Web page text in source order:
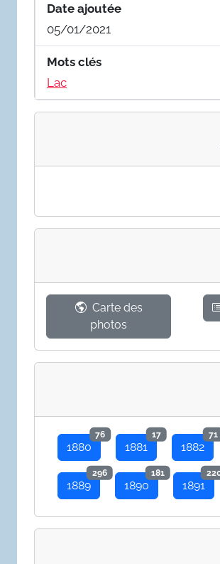
Date ajoutée
05/01/2021
Mots clés
Lac
Carte des
photos
1880
76
1881
17
1882
71
1889
296
1890
181
1891